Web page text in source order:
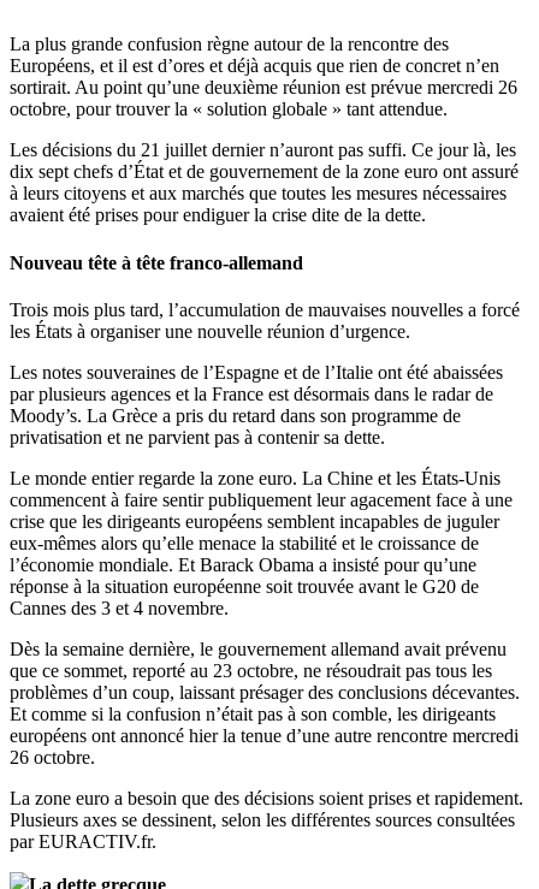
La plus grande confusion règne autour de la rencontre des
Européens, et il est d’ores et déjà acquis que rien de concret n’en
sortirait. Au point qu’une deuxième réunion est prévue mercredi 26
octobre, pour trouver la « solution globale » tant attendue.
Les décisions du 21 juillet dernier n’auront pas suffi. Ce jour là, les
dix sept chefs d’État et de gouvernement de la zone euro ont assuré
à leurs citoyens et aux marchés que toutes les mesures nécessaires
avaient été prises pour endiguer la crise dite de la dette.
Nouveau tête à tête franco-allemand
Trois mois plus tard, l’accumulation de mauvaises nouvelles a forcé
les États à organiser une nouvelle réunion d’urgence.
Les notes souveraines de l’Espagne et de l’Italie ont été abaissées
par plusieurs agences et la France est désormais dans le radar de
Moody’s. La Grèce a pris du retard dans son programme de
privatisation et ne parvient pas à contenir sa dette.
Le monde entier regarde la zone euro. La Chine et les États-Unis
commencent à faire sentir publiquement leur agacement face à une
crise que les dirigeants européens semblent incapables de juguler
eux-mêmes alors qu’elle menace la stabilité et le croissance de
l’économie mondiale. Et Barack Obama a insisté pour qu’une
réponse à la situation européenne soit trouvée avant le G20 de
Cannes des 3 et 4 novembre.
Dès la semaine dernière, le gouvernement allemand avait prévenu
que ce sommet, reporté au 23 octobre, ne résoudrait pas tous les
problèmes d’un coup, laissant présager des conclusions décevantes.
Et comme si la confusion n’était pas à son comble, les dirigeants
européens ont annoncé hier la tenue d’une autre rencontre mercredi
26 octobre.
La zone euro a besoin que des décisions soient prises et rapidement.
Plusieurs axes se dessinent, selon les différentes sources consultées
par EURACTIV.fr.
La dette grecque